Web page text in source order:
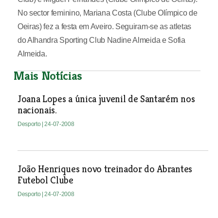
No sector feminino, Mariana Costa (Clube Olímpico de
Oeiras) fez a festa em Aveiro. Seguiram-se as atletas
do Alhandra Sporting Club Nadine Almeida e Sofia
Almeida.
Mais Notícias
Joana Lopes a única juvenil de Santarém nos
nacionais.
Desporto | 24-07-2008
João Henriques novo treinador do Abrantes
Futebol Clube
Desporto | 24-07-2008